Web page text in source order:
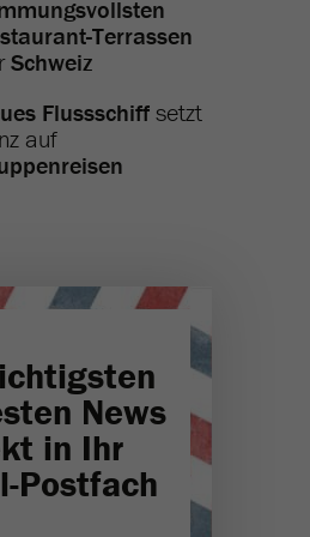
Terrassen
Schweiz
Flussschiff setzt
auf
News
in Ihr
Postfach